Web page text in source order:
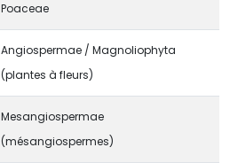
Poaceae
Angiospermae / Magnoliophyta
(plantes à fleurs)
Mesangiospermae
(mésangiospermes)